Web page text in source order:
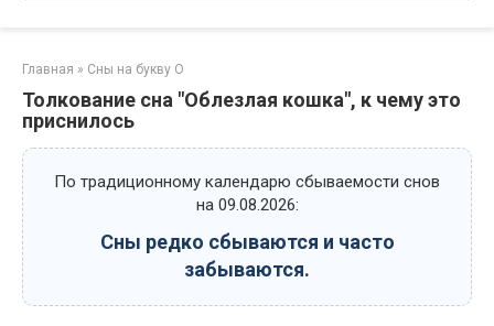
Главная » Сны на букву О
Толкование сна "Облезлая кошка", к чему это
приснилось
По традиционному календарю сбываемости снов
на 09.08.2026:
Сны редко сбываются и часто
забываются.